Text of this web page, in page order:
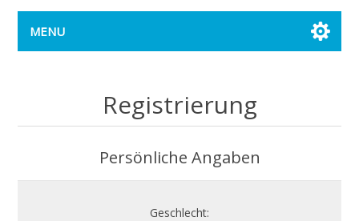
MENU
Registrierung
Persönliche Angaben
Geschlecht: